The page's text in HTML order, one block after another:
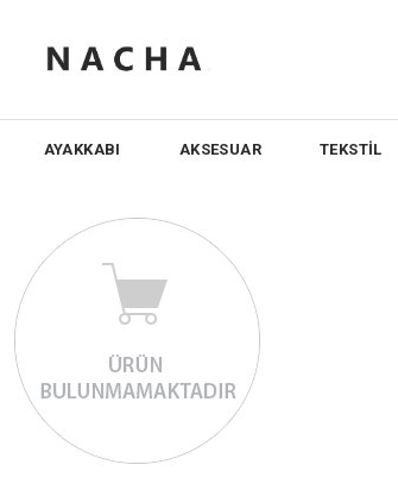
AYAKKABI AKSESUAR TEKSTİL